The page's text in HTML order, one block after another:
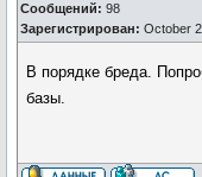
Сообщений: 98
Зарегистрирован: October
В порядке бреда.
базы.